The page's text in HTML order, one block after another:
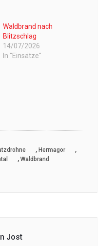
Waldbrand nach
Blitzschlag
14/07/2026
In "Einsätze"
, Hermagor ,
, Waldbrand
Jost